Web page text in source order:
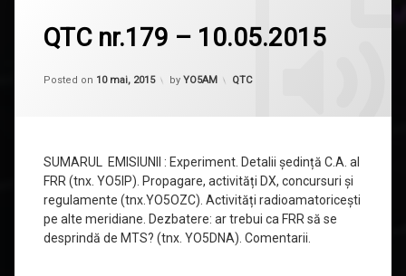
QTC nr.179 – 10.05.2015
Posted on 10 mai, 2015
Updated on 20 iunie, 2015
by YO5AM Categorii:
QTC
SUMARUL EMISIUNII : Experiment. Detalii ședință C.A. al
FRR (tnx. YO5IP). Propagare, activități DX, concursuri și
regulamente (tnx.YO5OZC). Activități radioamatoricești
pe alte meridiane. Dezbatere: ar trebui ca FRR să se
desprindă de MTS? (tnx. YO5DNA). Comentarii.
un
comentariu
QTC